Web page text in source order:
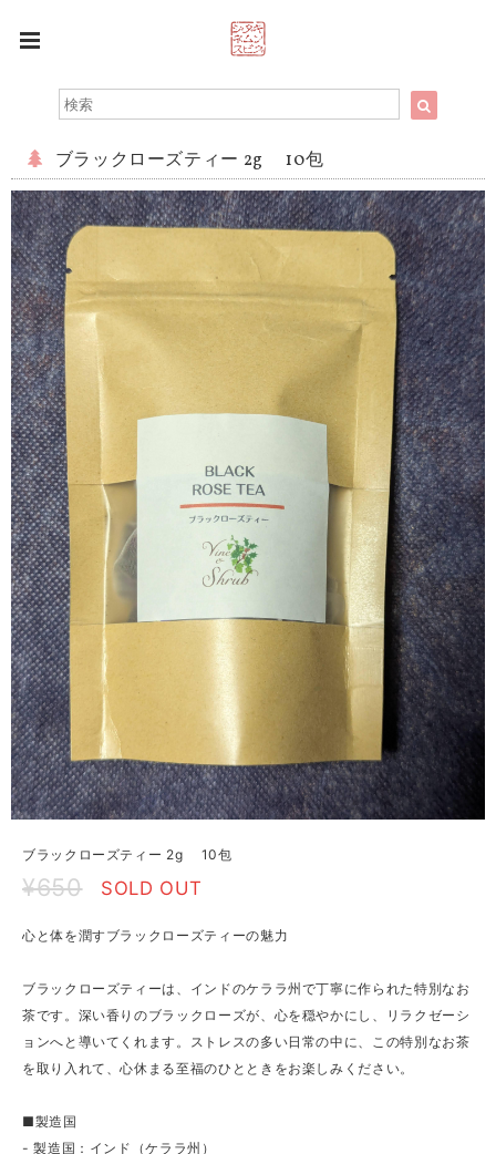
ブラックローズティー 2g 10包
ブラックローズティー 2g 10包
¥650 SOLD OUT
心と体を潤すブラックローズティーの魅力
ブラックローズティーは、インドのケララ州で丁寧に作られた特別なお
茶です。深い香りのブラックローズが、心を穏やかにし、リラクゼーシ
ョンへと導いてくれます。ストレスの多い日常の中に、この特別なお茶
を取り入れて、心休まる至福のひとときをお楽しみください。
■製造国
- 製造国：インド（ケララ州）